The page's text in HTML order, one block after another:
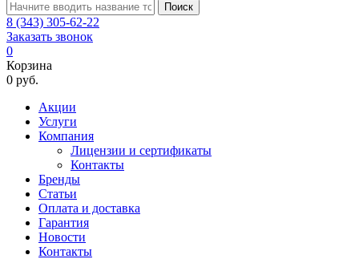
Поиск
8 (343) 305-62-22
Заказать звонок
0
Корзина
0 руб.
Акции
Услуги
Компания
Лицензии и сертификаты
Контакты
Бренды
Статьи
Оплата и доставка
Гарантия
Новости
Контакты